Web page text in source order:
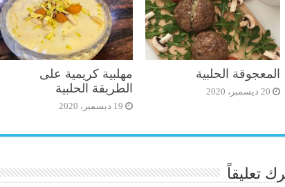
المعجوقة الحلبية
20 ديسمبر، 2020
مهلبية كريمية على
الطريقة الحلبية
19 ديسمبر، 2020
تعليقاً